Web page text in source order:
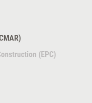
(EPC)